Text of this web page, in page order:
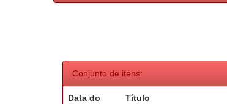
Conjunto de itens:
Data do Título